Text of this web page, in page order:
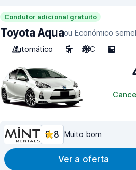
Condutor adicional gratuito
Toyota Aquaou Económico
Automático
5 A/C 5
8,8 Muito bom
Ver a oferta